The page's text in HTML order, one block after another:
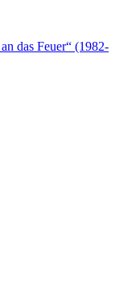
das Feuer“ (1982-